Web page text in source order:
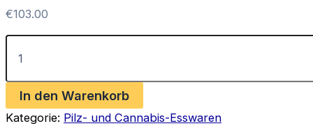
€103.00
Mastermind
Psilocybin
Menge
In den Warenkorb
Kategorie: Pilz- und Cannabis-Esswaren